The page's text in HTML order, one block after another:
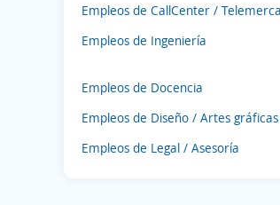
Empleos de CallCenter /
Empleos de Ingeniería
Empleos de Docencia
Empleos de Diseño / Artes gráficas
Empleos de Legal / Asesoría